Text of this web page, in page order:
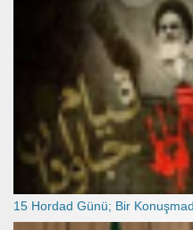
15 Hordad Günü; Bir